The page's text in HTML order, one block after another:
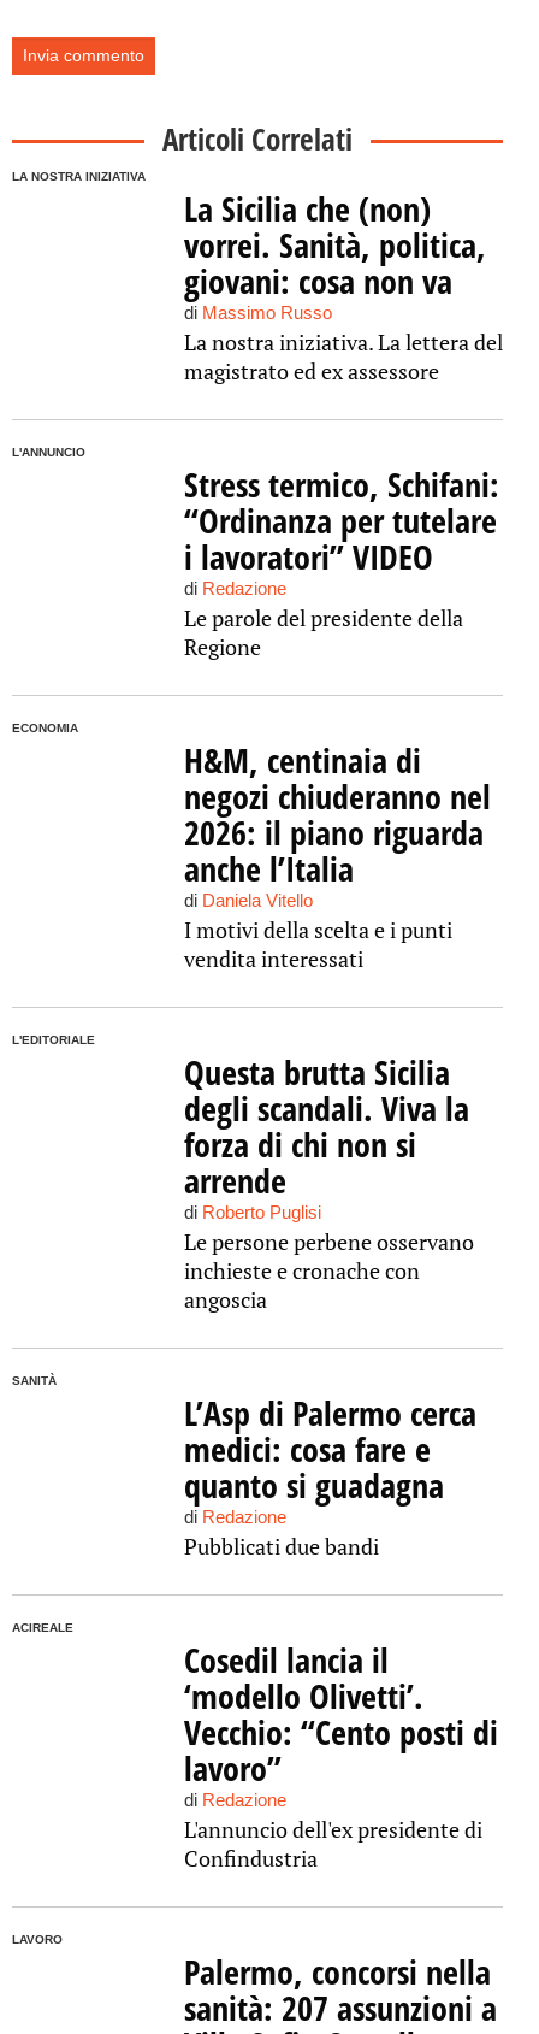
Articoli Correlati
LA NOSTRA INIZIATIVA
La Sicilia che (non)
vorrei. Sanità, politica,
giovani: cosa non va
di Massimo Russo
La nostra iniziativa. La lettera del
magistrato ed ex assessore
L'ANNUNCIO
Stress termico, Schifani:
“Ordinanza per tutelare
i lavoratori” VIDEO
di Redazione
Le parole del presidente della
Regione
ECONOMIA
H&M, centinaia di
negozi chiuderanno nel
2026: il piano riguarda
anche l’Italia
di Daniela Vitello
I motivi della scelta e i punti
vendita interessati
L'EDITORIALE
Questa brutta Sicilia
degli scandali. Viva la
forza di chi non si
arrende
di Roberto Puglisi
Le persone perbene osservano
inchieste e cronache con
angoscia
SANITÀ
L’Asp di Palermo cerca
medici: cosa fare e
quanto si guadagna
di Redazione
Pubblicati due bandi
ACIREALE
Cosedil lancia il
‘modello Olivetti’.
Vecchio: “Cento posti di
lavoro”
di Redazione
L'annuncio dell'ex presidente di
Confindustria
LAVORO
Palermo, concorsi nella
sanità: 207 assunzioni a